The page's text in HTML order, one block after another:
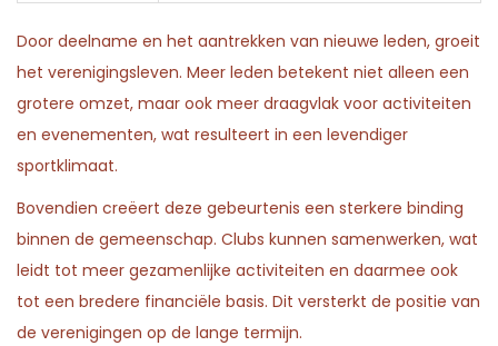
Door deelname en het aantrekken van nieuwe leden, groeit
het verenigingsleven. Meer leden betekent niet alleen een
grotere omzet, maar ook meer draagvlak voor activiteiten
en evenementen, wat resulteert in een levendiger
sportklimaat.
Bovendien creëert deze gebeurtenis een sterkere binding
binnen de gemeenschap. Clubs kunnen samenwerken, wat
leidt tot meer gezamenlijke activiteiten en daarmee ook
tot een bredere financiële basis. Dit versterkt de positie van
de verenigingen op de lange termijn.